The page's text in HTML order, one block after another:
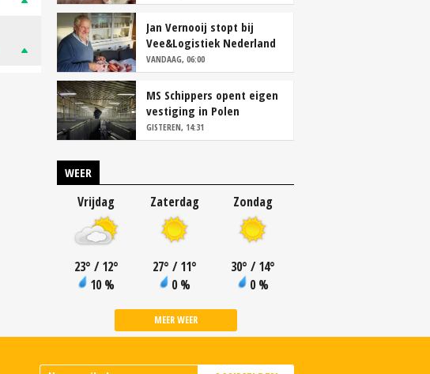
Jan Vernooij stopt bij
Vee&Logistiek Nederland
VANDAAG, 06:00
MS Schippers opent eigen
vestiging in Polen
GISTEREN, 14:31
WEER
Vrijdag
23° / 12°
10 %
Zaterdag
27° / 11°
0 %
Zondag
30° / 14°
0 %
MEER WEER